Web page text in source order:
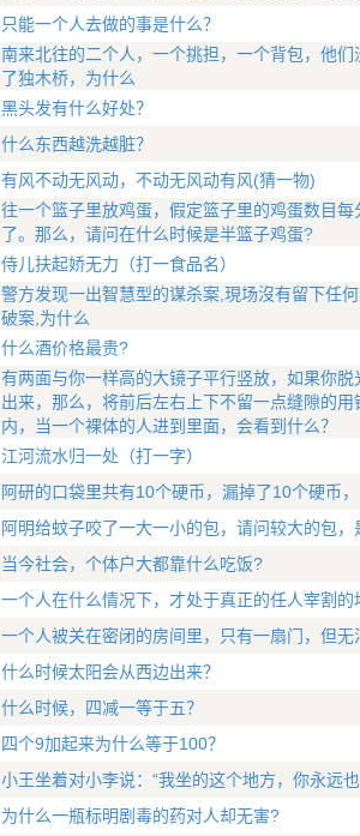
只能一个人去做的事是什么？
南来北往的二个人，一个挑担，一个背包，他
了独木桥，为什么
黑头发有什么好处？
什么东西越洗越脏？
有风不动无风动，不动无风动有风(猜一物)
往一个篮子里放鸡蛋，假定篮子里的鸡蛋数目
了。那么，请问在什么时候是半篮子鸡蛋?
侍儿扶起娇无力（打一食品名）
警方发现一出智慧型的谋杀案,現场沒有留下任
破案,为什么
什么酒价格最贵?
有两面与你一样高的大镜子平行竖放，如果你
出来，那么，将前后左右上下不留一点缝隙的
内，当一个裸体的人进到里面，会看到什么？
江河流水归一处（打一字）
阿研的口袋里共有10个硬币，漏掉了10个硬币
阿明给蚊子咬了一大一小的包，请问较大的包
当今社会，个体户大都靠什么吃饭?
一个人在什么情况下，才处于真正的任人宰割的
一个人被关在密闭的房间里，只有一扇门，但
什么时候太阳会从西边出来？
什么时候，四减一等于五？
四个9加起来为什么等于100？
小王坐着对小李说：“我坐的这个地方，你永远
为什么一瓶标明剧毒的药对人却无害?